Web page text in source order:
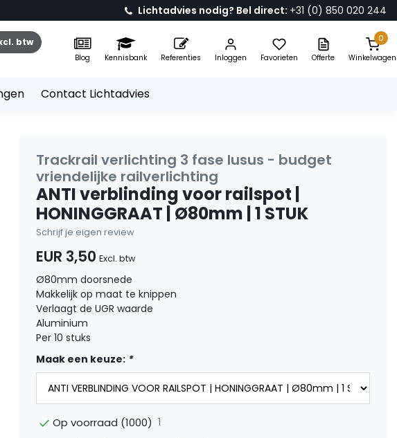
Lichtadvies nodig? Bel direct: +31 (0) 850 020 244
btw
Blog Kennisbank Referenties Inloggen Favorieten Offerte
0
Winkelwagen
Contact Lichtadvies
Trackrail verlichting 3 fase lusus - budget
vriendelijke railverlichting
ANTI verblinding voor railspot |
HONINGGRAAT | Ø80mm | 1 STUK
Schrijf je eigen review
EUR 3,50 Excl. btw
Ø80mm doorsnede
Makkelijk op maat te knippen
Verlaagt de UGR waarde
Aluminium
Per 10 stuks
Maak een keuze: *
Op voorraad (1000) 1